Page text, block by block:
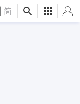
简